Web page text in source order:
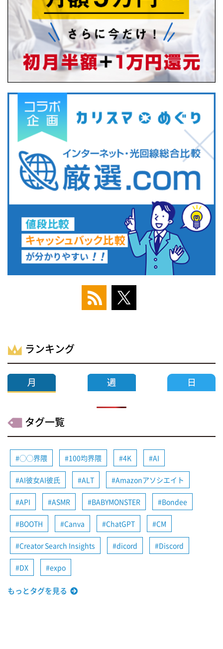
ランキング
タグ一覧
◯◯界隈 100均界隈 4K AI
AI彼女AI彼氏 ALT Amazonアソシエイト
API ASMR BABYMONSTER Bondee
BOOTH Canva ChatGPT CM
Creator Search Insights dicord Discord
DX expo
もっとタグを見る